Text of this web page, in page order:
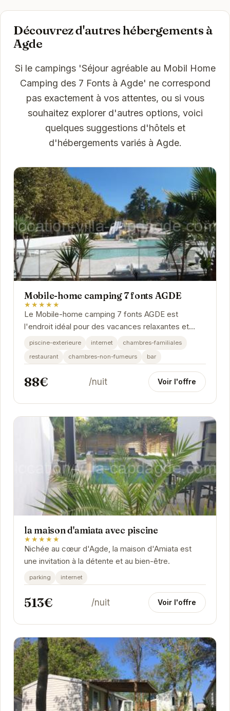
Découvrez d'autres hébergements à
Agde
Si le campings 'Séjour agréable au Mobil Home
Camping des 7 Fonts à Agde' ne correspond
pas exactement à vos attentes, ou si vous
souhaitez explorer d'autres options, voici
quelques suggestions d'hôtels et
d'hébergements variés à Agde.
Mobile-home camping 7 fonts AGDE
★★★★★
Le Mobile-home camping 7 fonts AGDE est
l'endroit idéal pour des vacances relaxantes et
divertissantes. Avec sa piscine extérieure, son
piscine-exterieure internet
chambres-familiales
restaurant
chambres-non-fumeurs bar
88€ /nuit Voir l'offre
la maison d'amiata avec piscine
★★★★★
Nichée au cœur d'Agde, la maison d'Amiata est
une invitation à la détente et au bien-être.
parking internet
513€ /nuit Voir l'offre